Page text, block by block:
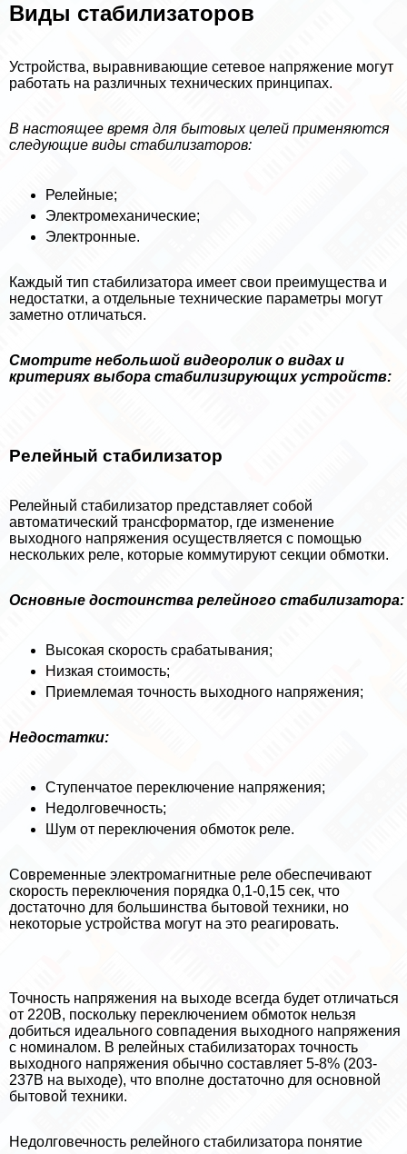
Виды стабилизаторов
Устройства, выравнивающие сетевое напряжение могут
работать на различных технических принципах.
В настоящее время для бытовых целей применяются
следующие виды стабилизаторов:
Релейные;
Электромеханические;
Электронные.
Каждый тип стабилизатора имеет свои преимущества и
недостатки, а отдельные технические параметры могут
заметно отличаться.
Смотрите небольшой видеоролик о видах и
критериях выбора стабилизирующих устройств:
Релейный стабилизатор
Релейный стабилизатор представляет собой
автоматический трaнcформатор, где изменение
выходного напряжения осуществляется с помощью
нескольких реле, которые коммутируют секции обмотки.
Основные достоинства релейного стабилизатора:
Высокая скорость сpaбатывания;
Низкая стоимость;
Приемлемая точность выходного напряжения;
Недостатки:
Ступенчатое переключение напряжения;
Недолговечность;
Шум от переключения обмоток реле.
Современные электромагнитные реле обеспечивают
скорость переключения порядка 0,1-0,15 сек, что
достаточно для большинства бытовой техники, но
некоторые устройства могут на это реагировать.
Точность напряжения на выходе всегда будет отличаться
от 220В, поскольку переключением обмоток нельзя
добиться идеального совпадения выходного напряжения
с номиналом. В релейных стабилизаторах точность
выходного напряжения обычно составляет 5-8% (203-
237В на выходе), что вполне достаточно для основной
бытовой техники.
Недолговечность релейного стабилизатора понятие